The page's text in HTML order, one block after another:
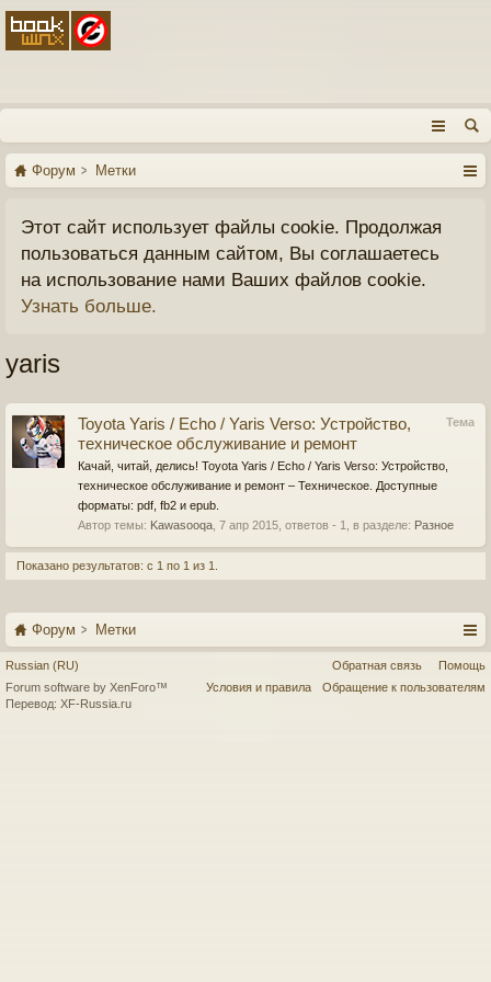
Форум Метки
Этот сайт использует файлы cookie. Продолжая
пользоваться данным сайтом, Вы соглашаетесь
на использование нами Ваших файлов cookie.
Узнать больше.
yaris
Тема
Toyota Yaris / Echo / Yaris Verso: Устройство,
техническое обслуживание и ремонт
Качай, читай, делись! Toyota Yaris / Echo / Yaris Verso: Устройство,
техническое обслуживание и ремонт – Техническое. Доступные
форматы: pdf, fb2 и epub.
Автор темы: Kawasooqa 7 апр 2015 , ответов - 1, в разделе: Разное
Показано результатов: с 1 по 1 из 1.
Форум Метки
Russian (RU) Обратная связь
Помощь
Условия и правила
Обращение к пользователям
Forum software by XenForo™
Перевод: XF-Russia.ru